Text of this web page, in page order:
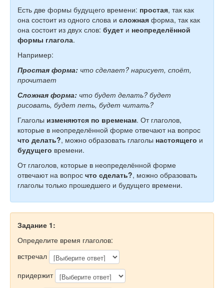
Есть две формы будущего времени: простая, так как
она состоит из одного слова и сложная форма, так как
она состоит из двух слов: будет и неопределённой
формы глагола.
Например:
Простая форма: что сделает? нарисует, споёт,
прочитает
Сложная форма: что будет делать? будет
рисовать, будет петь, будет читать?
Глаголы изменяются по временам. От глаголов,
которые в неопределённой форме отвечают на вопрос
что делать?, можно образовать глаголы настоящего и
будущего времени.
От глаголов, которые в неопределённой форме
отвечают на вопрос что сделать?, можно образовать
глаголы только прошедшего и будущего времени.
Задание 1:
Определите время глаголов:
встречал
придержит